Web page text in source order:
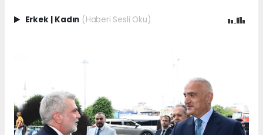
Erkek | Kadın (Haberi Sesli Oku)